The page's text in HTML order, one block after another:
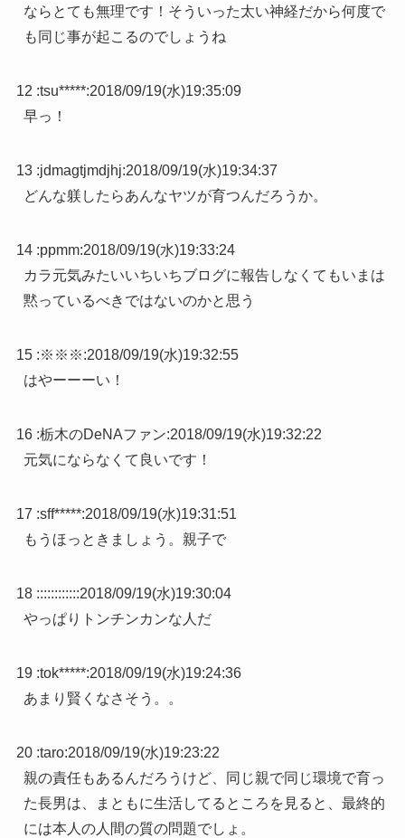
ならとても無理です！そういった太い神経だから何度で
も同じ事が起こるのでしょうね
12 :tsu*****:2018/09/19(水)19:35:09
早っ！
13 :jdmagtjmdjhj:2018/09/19(水)19:34:37
どんな躾したらあんなヤツが育つんだろうか。
14 :ppmm:2018/09/19(水)19:33:24
カラ元気みたいいちいちブログに報告しなくてもいまは
黙っているべきではないのかと思う
15 :※※※:2018/09/19(水)19:32:55
はやーーーい！
16 :栃木のDeNAファン:2018/09/19(水)19:32:22
元気にならなくて良いです！
17 :sff*****:2018/09/19(水)19:31:51
もうほっときましょう。親子で
18 ::::::::::::2018/09/19(水)19:30:04
やっぱりトンチンカンな人だ
19 :tok*****:2018/09/19(水)19:24:36
あまり賢くなさそう。。
20 :taro:2018/09/19(水)19:23:22
親の責任もあるんだろうけど、同じ親で同じ環境で育っ
た長男は、まともに生活してるところを見ると、最終的
には本人の人間の質の問題でしょ。